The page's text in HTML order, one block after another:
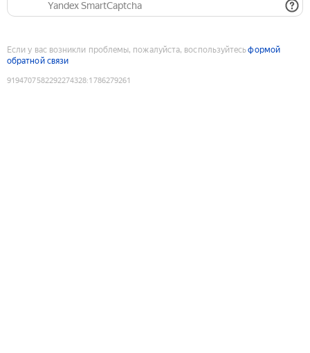
Yandex SmartCaptcha
Если у вас возникли проблемы, пожалуйста, воспользуйтесьформой
обратной связи
9194707582292274328:1786279261